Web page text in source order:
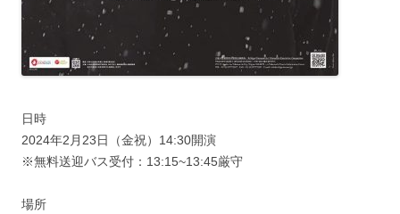
日時
2024年2月23日（金祝）14:30開演
※無料送迎バス受付：13:15~13:45厳守
場所